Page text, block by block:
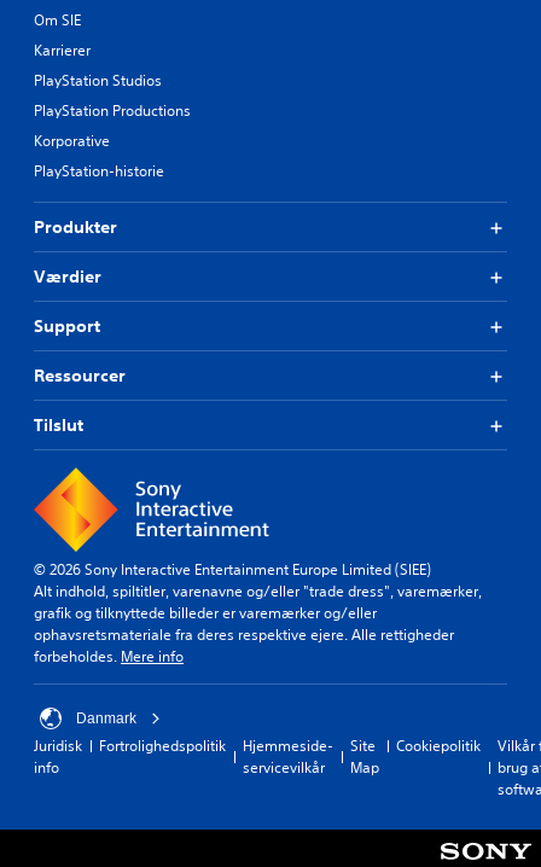
Om SIE
Karrierer
PlayStation Studios
PlayStation Productions
Korporative
PlayStation-historie
Produkter
Værdier
Support
Ressourcer
Tilslut
© 2026 Sony Interactive Entertainment Europe Limited (SIEE)
Alt indhold, spiltitler, varenavne og/eller "trade dress", varemærker,
grafik og tilknyttede billeder er varemærker og/eller
ophavsretsmateriale fra deres respektive ejere. Alle rettigheder
forbeholdes. Mere info
Danmark
Juridisk
info
Fortrolighedspolitik
Hjemmeside-
servicevilkår
Site
Map
Cookiepolitik
Vilkår
brug